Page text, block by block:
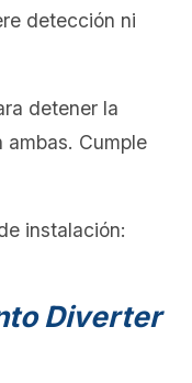
detección ni
detener la
ambas. Cumple
instalación:
Diverter